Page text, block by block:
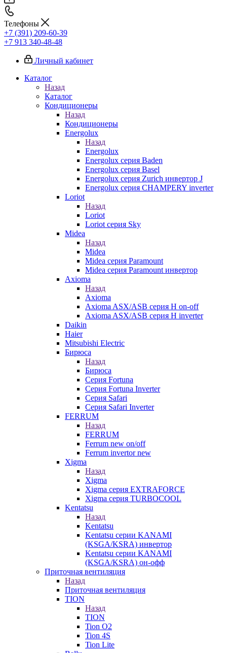
Телефоны
+7 (391) 209-60-39
+7 913 340-48-48
Личный кабинет
Каталог
Назад
Каталог
Кондиционеры
Назад
Кондиционеры
Energolux
Назад
Energolux
Energolux серия Baden
Energolux серия Basel
Energolux серия Zurich инвертор J
Energolux серия CHAMPERY inverter
Loriot
Назад
Loriot
Loriot серия Sky
Midea
Назад
Midea
Midea серия Paramount
Midea серия Paramount инвертор
Axioma
Назад
Axioma
Axioma ASX/ASB серия Н on-off
Axioma ASX/ASB серия Н inverter
Daikin
Haier
Mitsubishi Electric
Бирюса
Назад
Бирюса
Серия Fortuna
Серия Fortuna Inverter
Серия Safari
Серия Safari Inverter
FERRUM
Назад
FERRUM
Ferrum new on/off
Ferrum invertor new
Xigma
Назад
Xigma
Xigma серия EXTRAFORCE
Xigma серия TURBOCOOL
Kentatsu
Назад
Kentatsu
Kentatsu серии KANAMI
(KSGA/KSRA) инвертор
Kentatsu серии KANAMI
(KSGA/KSRA) он-офф
Приточная вентиляция
Назад
Приточная вентиляция
TION
Назад
TION
Tion O2
Tion 4S
Tion Lite